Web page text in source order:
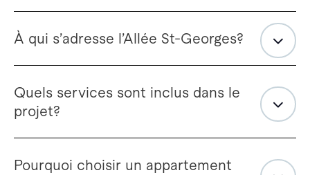
À qui s’adresse l’Allée St-Georges?
Quels services sont inclus dans le
projet?
Pourquoi choisir un appartement